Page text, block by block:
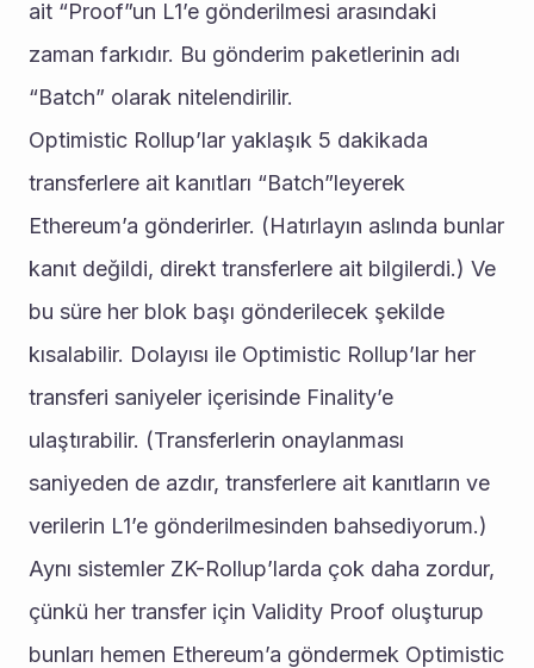
ait “Proof”un L1’e gönderilmesi arasındaki
zaman farkıdır. Bu gönderim paketlerinin adı
“Batch” olarak nitelendirilir.
Optimistic Rollup’lar yaklaşık 5 dakikada
transferlere ait kanıtları “Batch”leyerek
Ethereum’a gönderirler. (Hatırlayın aslında bunlar
kanıt değildi, direkt transferlere ait bilgilerdi.) Ve
bu süre her blok başı gönderilecek şekilde
kısalabilir. Dolayısı ile Optimistic Rollup’lar her
transferi saniyeler içerisinde Finality’e
ulaştırabilir. (Transferlerin onaylanması
saniyeden de azdır, transferlere ait kanıtların ve
verilerin L1’e gönderilmesinden bahsediyorum.)
Aynı sistemler ZK-Rollup’larda çok daha zordur,
çünkü her transfer için Validity Proof oluşturup
bunları hemen Ethereum’a göndermek Optimistic